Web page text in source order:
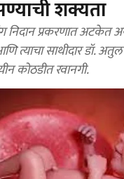
शक्यता
निदान प्रकरणात अटकेत
त्याचा साथीदार डॉ.
कोठडीत रवानगी.